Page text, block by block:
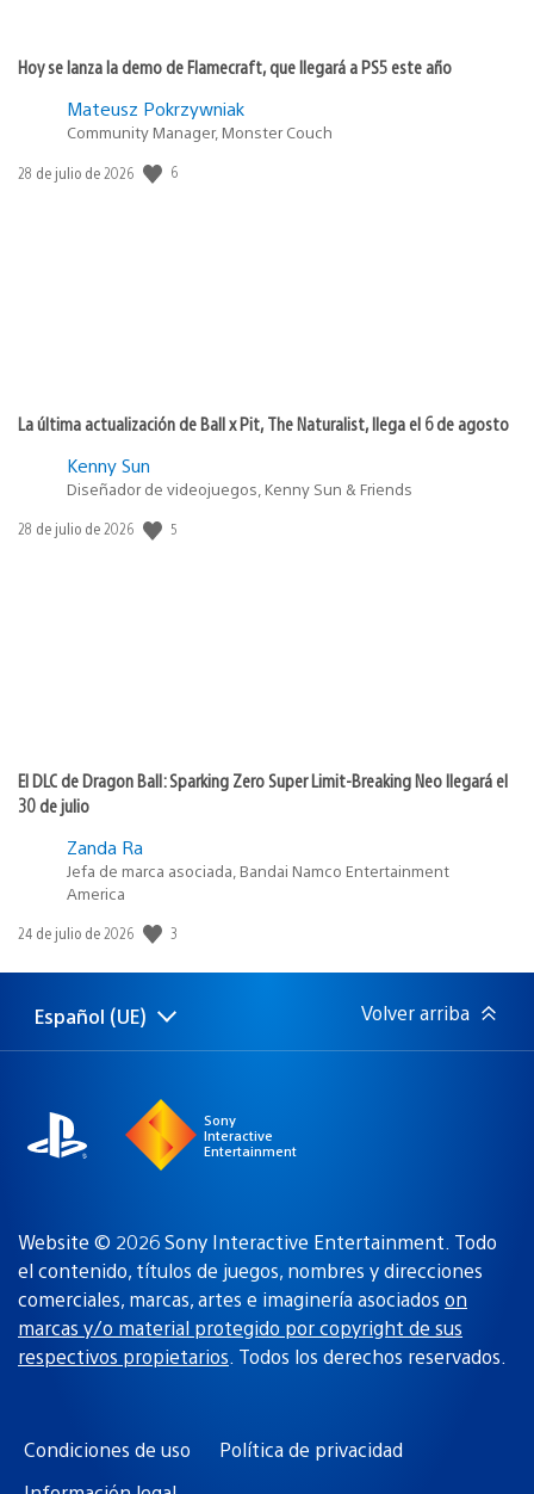
Hoy se lanza la demo de Flamecraft, que llegará a PS5 este año
Mateusz Pokrzywniak
Community Manager, Monster Couch
Fecha
28 de julio de 2026 6
La última actualización de Ball x Pit, The Naturalist, llega el 6 de agosto
Kenny Sun
Diseñador de videojuegos, Kenny Sun & Friends
Fecha
28 de julio de 2026 5
El DLC de Dragon Ball: Sparking Zero Super Limit-Breaking Neo llegará el
30 de julio
Zanda Ra
Jefa de marca asociada, Bandai Namco Entertainment
America
Fecha
publicación:
24 de julio de 2026 3
Selecciona
una
Región
actual:
Español (UE) Volver arriba
Sony
Interactive
Entertainment
Website © 2026 Sony Interactive Entertainment. Todo
el contenido, títulos de juegos, nombres y direcciones
comerciales, marcas, artes e imaginería asociados on
marcas y/o material protegido por copyright de sus
respectivos propietarios. Todos los derechos reservados.
Condiciones de uso
Política de privacidad